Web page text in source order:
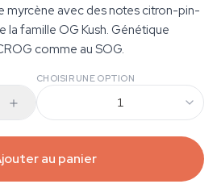
myrcène avec des notes citron-pin-
la famille OG Kush. Génétique
comme au SOG.
CHOISIR UNE OPTION
1
au panier